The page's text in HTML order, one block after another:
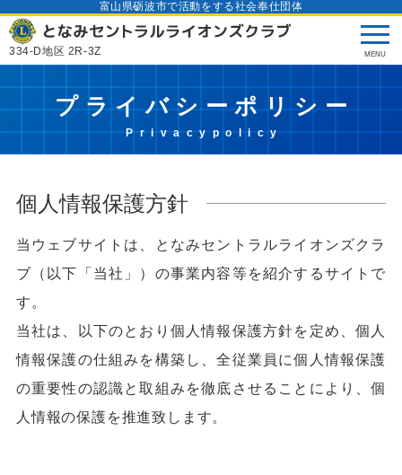
富山県砺波市で活動をする社会奉仕団体
334-D地区 2R-3Z
プライバシーポリシー
個人情報保護方針
当ウェブサイトは、となみセントラルライオンズクラ
ブ（以下「当社」）の事業内容等を紹介するサイトで
す。
当社は、以下のとおり個人情報保護方針を定め、個人
情報保護の仕組みを構築し、全従業員に個人情報保護
の重要性の認識と取組みを徹底させることにより、個
人情報の保護を推進致します。